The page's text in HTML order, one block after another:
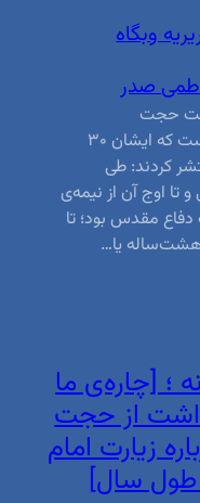
وبگاه
صدر
حجت
الاسلام محمد مهدی فاطمی صدر است که ایشان ۳۰
کردند: طی
شمسی و تا اوج آن از نیمه‌ی
دفاع مقدس بود؛ تا
هشت‌ساله یا…
؛ [چاره‌ی ما
[ 5 یادداشت از حجت
زیارت امام
طول سال]